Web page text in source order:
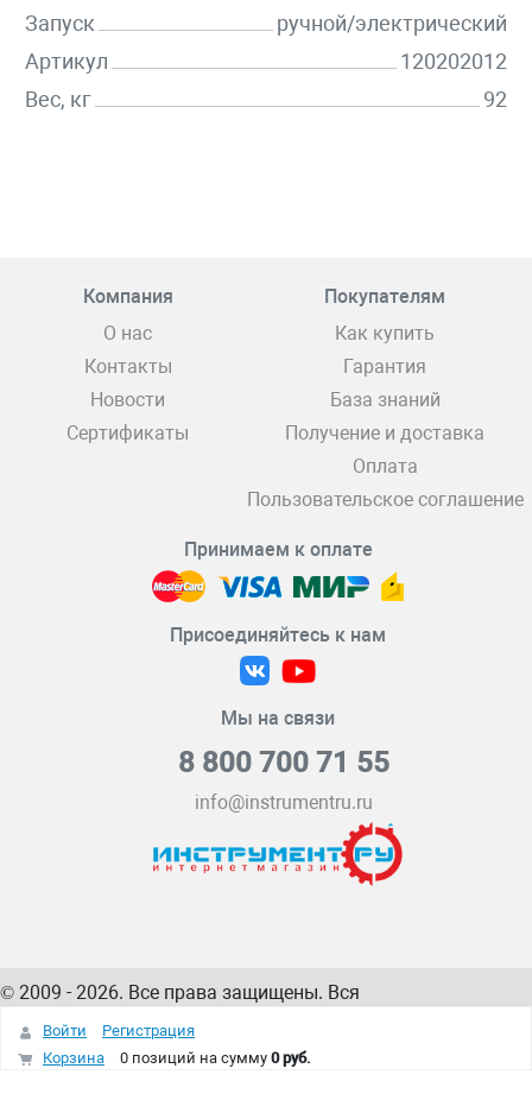
Запуск
ручной/электрический
Артикул
120202012
Вес, кг
92
Компания
О нас
Контакты
Новости
Сертификаты
Покупателям
Как купить
Гарантия
База знаний
Получение и доставка
Оплата
Пользовательское соглашение
Принимаем к оплате
Присоединяйтесь к нам
Мы на связи
8 800 700 71 55
info@instrumentru.ru
© 2009 - 2026. Все права защищены. Вся
информация на сайте – собственность
интернет-магазина
Войти
Регистрация
Корзина
0 позиций на сумму 0 руб.